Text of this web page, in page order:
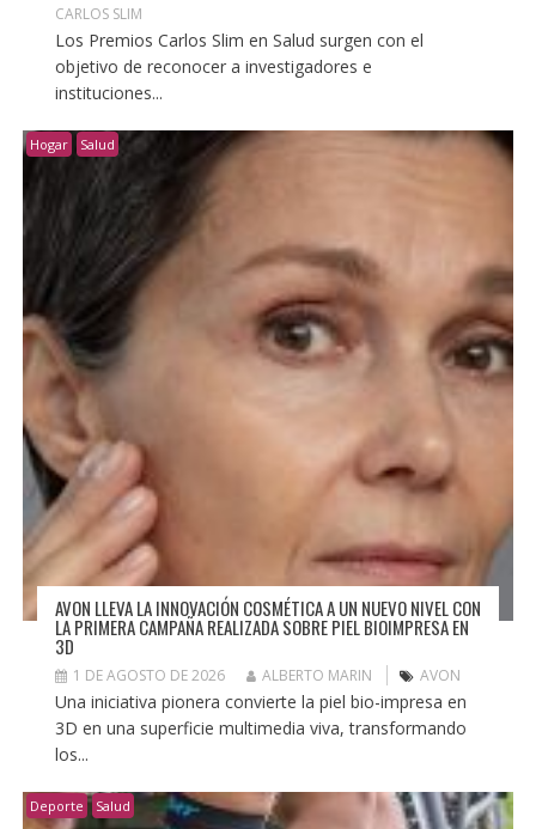
CARLOS SLIM
Los Premios Carlos Slim en Salud surgen con el
objetivo de reconocer a investigadores e
instituciones...
Hogar Salud
AVON LLEVA LA INNOVACIÓN COSMÉTICA A UN NUEVO NIVEL CON
LA PRIMERA CAMPAÑA REALIZADA SOBRE PIEL BIOIMPRESA EN
3D
1 DE AGOSTO DE 2026 ALBERTO MARIN AVON
Una iniciativa pionera convierte la piel bio-impresa en
3D en una superficie multimedia viva, transformando
los...
Deporte Salud